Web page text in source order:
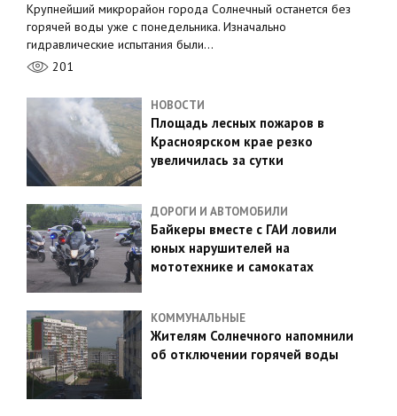
Крупнейший микрорайон города Солнечный останется без
горячей воды уже с понедельника. Изначально
гидравлические испытания были…
201
НОВОСТИ
Площадь лесных пожаров в
Красноярском крае резко
увеличилась за сутки
ДОРОГИ И АВТОМОБИЛИ
Байкеры вместе с ГАИ ловили
юных нарушителей на
мототехнике и самокатах
КОММУНАЛЬНЫЕ
Жителям Солнечного напомнили
об отключении горячей воды